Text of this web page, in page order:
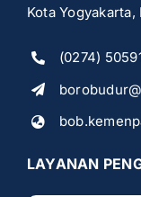
Kota
(0274)
LAYANAN